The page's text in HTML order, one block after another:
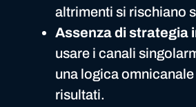
altrimenti si rischiano
Assenza di strategia
usare i canali
una logica
risultati.